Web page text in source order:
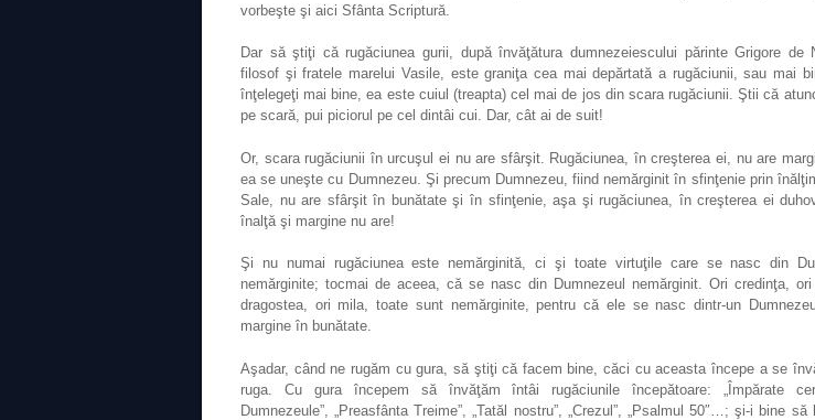
vorbeşte şi aici Sfânta Scriptură.
Dar să ştiţi că rugăciunea gurii, după învăţătura dumnezeiescului părinte Grigore de
filosof şi fratele marelui Vasile, este graniţa cea mai depărtată a rugăciunii, sau mai
înţelegeţi mai bine, ea este cuiul (treapta) cel mai de jos din scara rugăciunii. Ştii că
pe scară, pui piciorul pe cel dintâi cui. Dar, cât ai de suit!
Or, scara rugăciunii în urcuşul ei nu are sfârşit. Rugăciunea, în creşterea ei, nu are
ea se uneşte cu Dumnezeu. Şi precum Dumnezeu, fiind nemărginit în sfinţenie prin
Sale, nu are sfârşit în bunătate şi în sfinţenie, aşa şi rugăciunea, în creşterea ei
înalţă şi margine nu are!
Şi nu numai rugăciunea este nemărginită, ci şi toate virtuţile care se nasc din
nemărginite; tocmai de aceea, că se nasc din Dumnezeul nemărginit. Ori credinţa, ori
dragostea, ori mila, toate sunt nemărginite, pentru că ele se nasc dintr-un
margine în bunătate.
Aşadar, când ne rugăm cu gura, să ştiţi că facem bine, căci cu aceasta începe a se
ruga. Cu gura începem să învăţăm întâi rugăciunile începătoare: „Împărate
Dumnezeule”, „Preasfânta Treime”, „Tatăl nostru”, „Crezul”, „Psalmul 50″…; şi-i bine